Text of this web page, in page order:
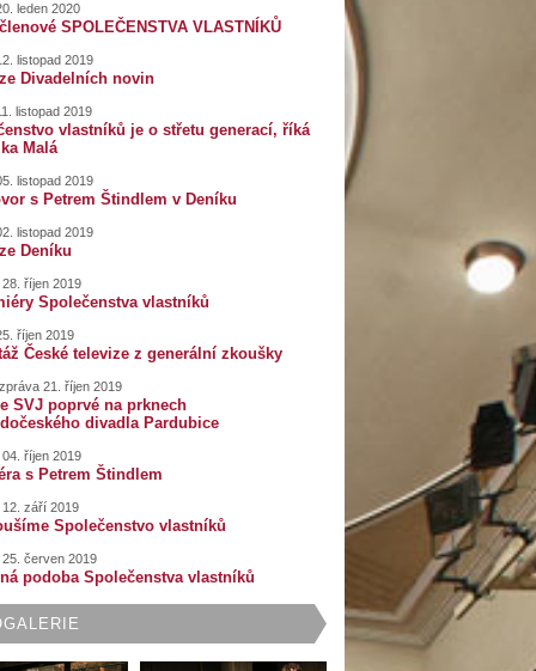
leden 2020
SPOLEČENSTVA VLASTNÍKŮ
listopad 2019
Divadelních novin
listopad 2019
vlastníků je o střetu generací, říká
Malá
listopad 2019
s Petrem Štindlem v Deníku
listopad 2019
Deníku
říjen 2019
Společenstva vlastníků
říjen 2019
České televize z generální zkoušky
21. říjen 2019
SVJ poprvé na prknech
divadla Pardubice
říjen 2019
s Petrem Štindlem
září 2019
Společenstvo vlastníků
červen 2019
podoba Společenstva vlastníků